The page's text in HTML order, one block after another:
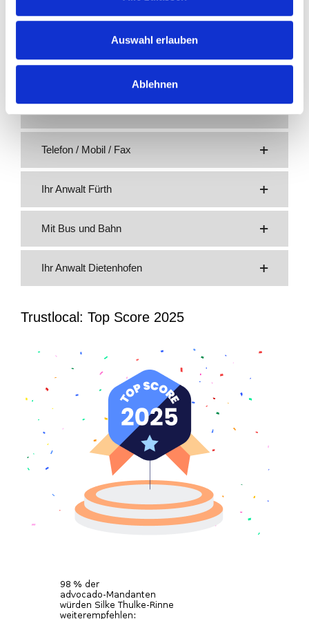
Auswahl erlauben
Ablehnen
Telefon / Mobil / Fax
Ihr Anwalt Fürth
Mit Bus und Bahn
Ihr Anwalt Dietenhofen
Trustlocal: Top Score 2025